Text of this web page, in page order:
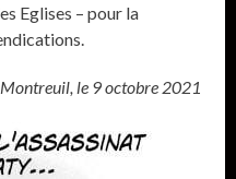
Eglises – pour la
Montreuil, le 9 octobre 2021